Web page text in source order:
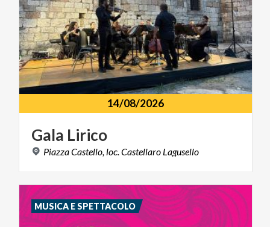
14/08/2026
Gala Lirico
PiazzaCastello,loc.Castellaro Lagusello
MUSICA E SPETTACOLO